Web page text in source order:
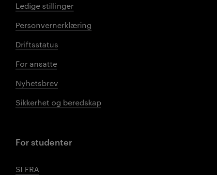
Ledige stillinger
Personvernerklæring
Driftsstatus
For ansatte
Nyhetsbrev
Sikkerhet og beredskap
For studenter
SI FRA